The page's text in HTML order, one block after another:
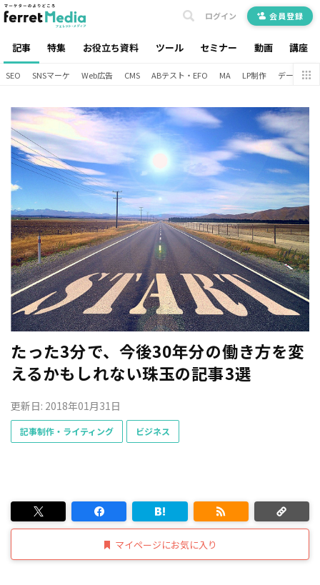
記事 特集 お役立ち資料 ツール セミナー 動画 講座
ログイン 会員登録
SEO SNSマーケ Web広告 CMS ABテスト・EFO MA LP制作 データ分析
たった3分で、今後30年分の働き方を変
えるかもしれない珠玉の記事3選
更新日: 2018年01月31日
記事制作・ライティング ビジネス
マイページにお気に入り